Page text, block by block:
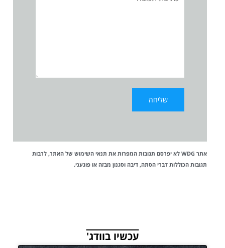
אתר WDG לא יפרסם תגובות המפרות את תנאי השימוש של האתר, לרבות
תגובות הכוללות דברי הסתה, דיבה וסגנון מבזה או פוגעני.
עכשיו בוודג'